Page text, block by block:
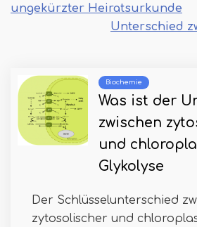
ungekürzter Heiratsurkunde
Unterschied
Biochemie
Was ist der
zwischen
und
Glykolyse
Der Schlüsselunterschied
zytosolischer und